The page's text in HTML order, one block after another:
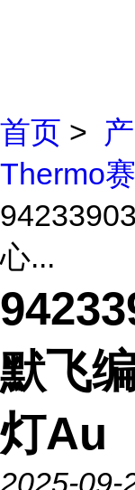
首页 >
Thermo
心...
默飞
灯Au
2025-09-